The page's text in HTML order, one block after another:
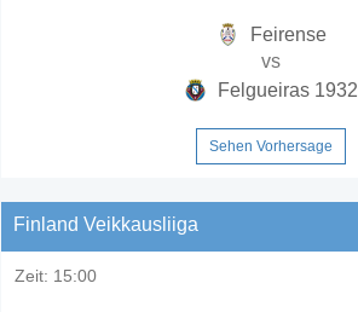
Feirense
vs
Felgueiras 1932
Sehen Vorhersage
Finland Veikkausliiga
Zeit: 15:00